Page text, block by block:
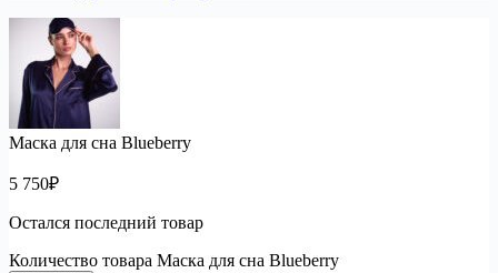
Маска для сна Blueberry
5 750₽
Остался последний товар
Количество товара Маска для сна Blueberry